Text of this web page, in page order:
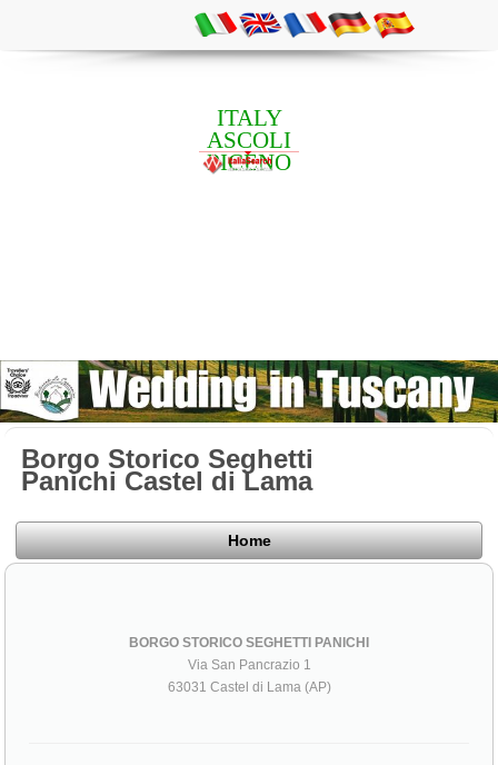
ITALY
ASCOLI
PICENO
Borgo Storico Seghetti
Panichi Castel di Lama
Home
BORGO STORICO SEGHETTI PANICHI
Via San Pancrazio 1
63031 Castel di Lama (AP)